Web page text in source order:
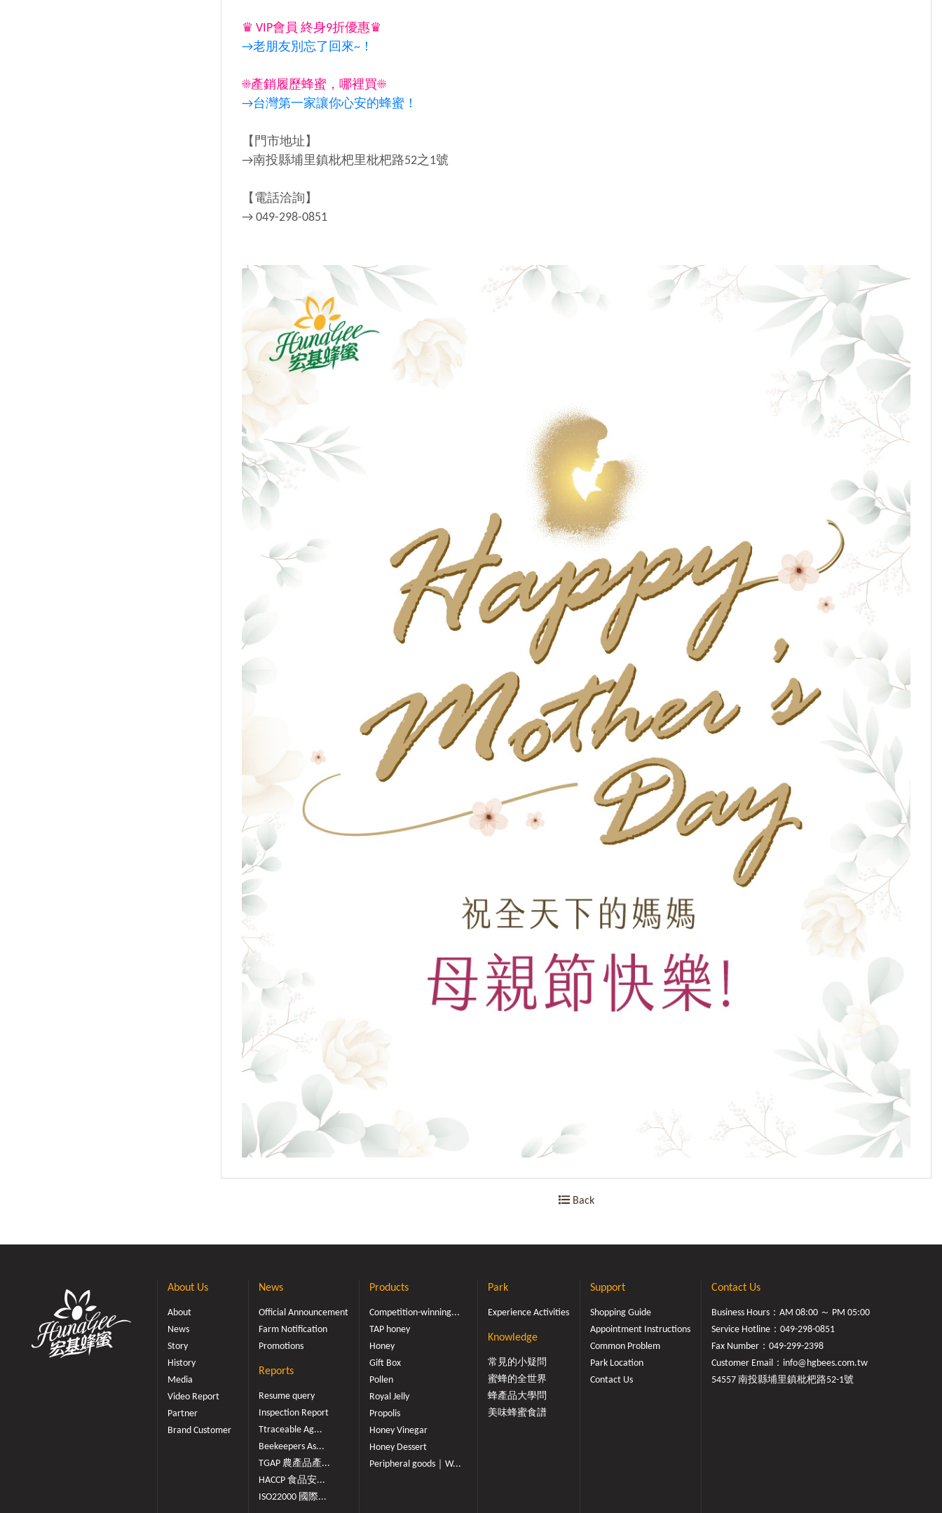
♛ VIP會員 終身9折優惠♛
→老朋友別忘了回來~！
☀產銷履歷蜂蜜，哪裡買☀
→台灣第一家讓你心安的蜂蜜！
【門市地址】
→南投縣埔里鎮枇杷里枇杷路52之1號
【電話洽詢】
→ 049-298-0851
Back
About Us
About
News
Story
History
Media
Video Report
Partner
Brand Customer
News
Official Announcement
Farm Notification
Promotions
Reports
Resume query
Inspection Report
Ttraceable Ag...
Beekeepers As...
TGAP 農產品產...
HACCP 食品安...
ISO22000 國際...
Products
Competition-winning...
TAP honey
Honey
Gift Box
Pollen
Royal Jelly
Propolis
Honey Vinegar
Honey Dessert
Peripheral goods｜W...
Park
Experience Activities
Knowledge
常見的小疑問
蜜蜂的全世界
蜂產品大學問
美味蜂蜜食譜
Support
Shopping Guide
Appointment Instructions
Common Problem
Park Location
Contact Us
Contact Us
Business Hours：AM 08:00 ～ PM 05:00
Service Hotline： 049-298-0851
Fax Number：049-299-2398
Customer Email： info@hgbees.com.tw
54557 南投縣埔里鎮枇杷路52-1號